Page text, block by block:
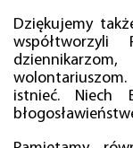
Dziękujemy
istnieć. Niech